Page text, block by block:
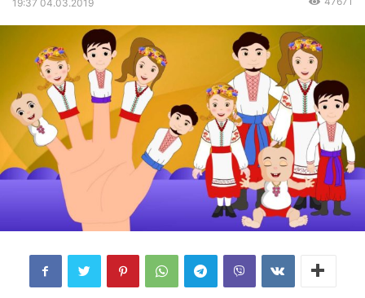
19:37 04.03.2019